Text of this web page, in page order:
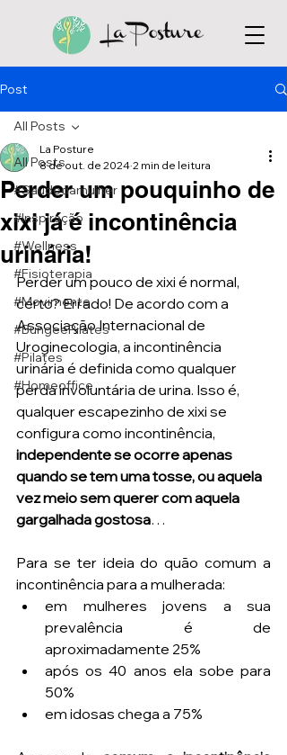
Post
All Posts
#Saúdedamulher
#Inspiração
#Wellness
#Fisioterapia
#Movimente
#BungeePilates
#Pilates
#Homeoffice
All Posts
Perder um pouquinho de
xixi já é incontinência
urinária!
La Posture
8 de out. de 2024 2 min de leitura
Perder um pouco de xixi é normal,
certo? Errado! De acordo com a
Associação Internacional de
Uroginecologia, a incontinência
urinária é definida como qualquer
perda involuntária de urina. Isso é,
qualquer escapezinho de xixi se
configura como incontinência,
independente se ocorre apenas
quando se tem uma tosse, ou aquela
vez meio sem querer com aquela
gargalhada gostosa…
Para se ter ideia do quão comum a
incontinência para a mulherada:
em mulheres jovens a sua
prevalência é de
aproximadamente 25%
após os 40 anos ela sobe para
50%
em idosas chega a 75%